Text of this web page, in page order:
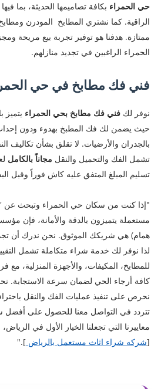
حي الحمراء بكافة تصاميمها الحديثة، بما
الراقية. كما نشتري المطابخ المودرن ومطابخ
ممتازة. هدفنا هو توفير تجربة بيع مريحة
الحمراء الراغبين في تجديد منازلهم.
فني فك مطابخ في حي
نوفر لك فني فك مطابخ بحي الحمراء يتميز
حيث يضمن لك فك المطبخ بهدوء ودون
بالجدران والأرضيات. لا تقلق بشأن تكاليف
تشمل الفك والتحميل والنقل مجاناً بالكامل
تسليم المبلغ المتفق عليه كاش فوراً وقبل
​"إذا كنت من سكان حي الحمراء وتبحث عن
مستعملة يتميزون بالدقة والأمانة، فإن
همام) هي شريكك الموثوق. نحن ندرك أن
لذا نوفر لك خدمة شراء متكاملة تشمل
للمطابخ، المكيفات، والأجهزة المنزلية،
كافة أرجاء الحي لضمان سرعة الاستجابة.
نحرص على تنفيذ عمليات الفك والنقل
تتردد في التواصل معنا للحصول على
معاييرنا التي تجعلنا الخيار الأول في
[شركه شراء اثاث مستعمل بالرياض ]."